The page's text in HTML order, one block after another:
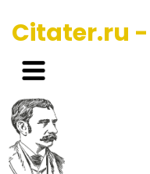
Citater.ru -